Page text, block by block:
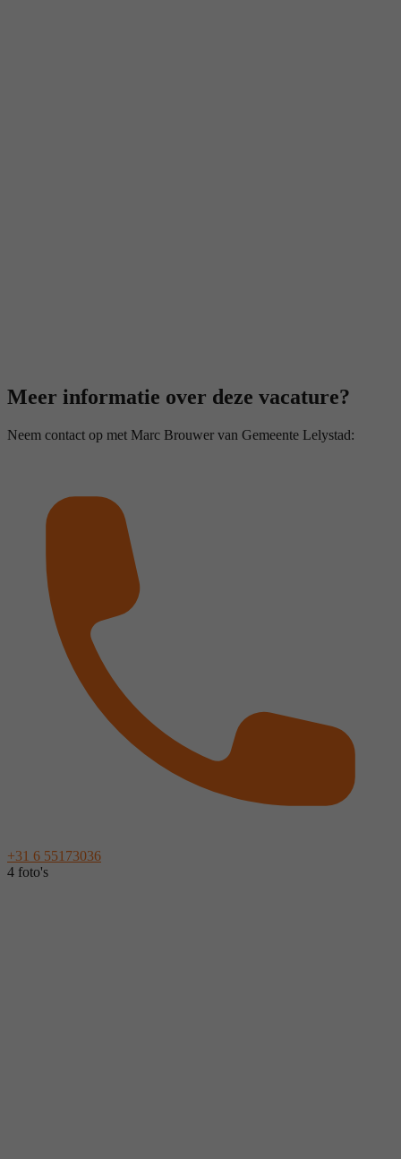
Meer informatie over deze vacature?
Neem contact op met Marc Brouwer van Gemeente Lelystad:
+31 6 55173036
4 foto's